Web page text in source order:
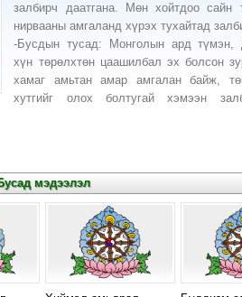
залбирч даатгана. Мөн хойтдоо сайн
нирвааны амгаланд хүрэх тухайтад
-Бусдын тусад: Монголын ард түмэн,
хүн төрөлхтөн цаашилбал эх болсон
хамаг амьтан амар амгалан байж,
хутгийг олох болтугай хэмээн
мэдээлэл